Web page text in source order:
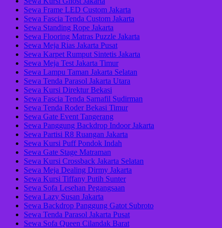
Sewa Frame LED Custom Jakarta
Sewa Fascia Tenda Custom Jakarta
Sewa Standing Rope Jakarta
Sewa Flooring Matras Puzzle Jakarta
Sewa Meja Rias Jakarta Pusat
Sewa Karpet Rumput Sintetis Jakarta
Sewa Meja Test Jakarta Timur
Sewa Lampu Taman Jakarta Selatan
Sewa Tenda Parasol Jakarta Utara
Sewa Kursi Direktur Bekasi
Sewa Fascia Tenda Sarnafil Sudirman
Sewa Tenda Roder Bekasi Timur
Sewa Gate Event Tangerang
Sewa Panggung Backdrop Indoor Jakarta
Sewa Partisi R8 Ruangan Jakarta
Sewa Kursi Puff Pondok Indah
Sewa Gate Stage Matraman
Sewa Kursi Crossback Jakarta Selatan
Sewa Meja Dealing Dirmy Jakarta
Sewa Kursi Tiffany Putih Sunter
Sewa Sofa Lesehan Pegangsaan
Sewa Lazy Susan Jakarta
Sewa Backdrop Panggung Gatot Subroto
Sewa Tenda Parasol Jakarta Pusat
Sewa Sofa Queen Cilandak Barat